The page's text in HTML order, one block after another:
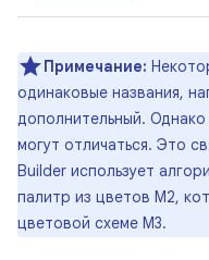
Примечание:
одинаковые названия,
дополнительный.
могут отличаться. Это
Builder использует
палитр из цветов M2,
цветовой схеме M3.